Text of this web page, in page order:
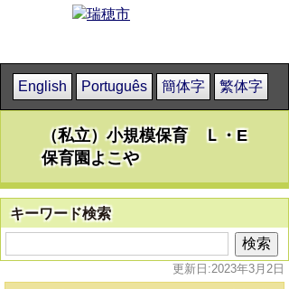
English Português 簡体字 繁体字
（私立）小規模保育 Ｌ・E
保育園よこや
キーワード検索
更新日:2023年3月2日